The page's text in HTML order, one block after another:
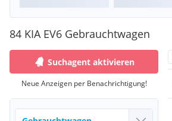
84 KIA EV6 Gebrauchtwagen
Suchagent aktivieren
Neue Anzeigen per Benachrichtigung!